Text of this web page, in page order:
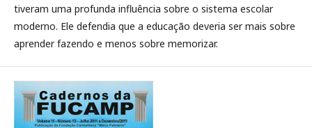
tiveram uma profunda influência sobre o sistema escolar
moderno. Ele defendia que a educação deveria ser mais sobre
aprender fazendo e menos sobre memorizar.